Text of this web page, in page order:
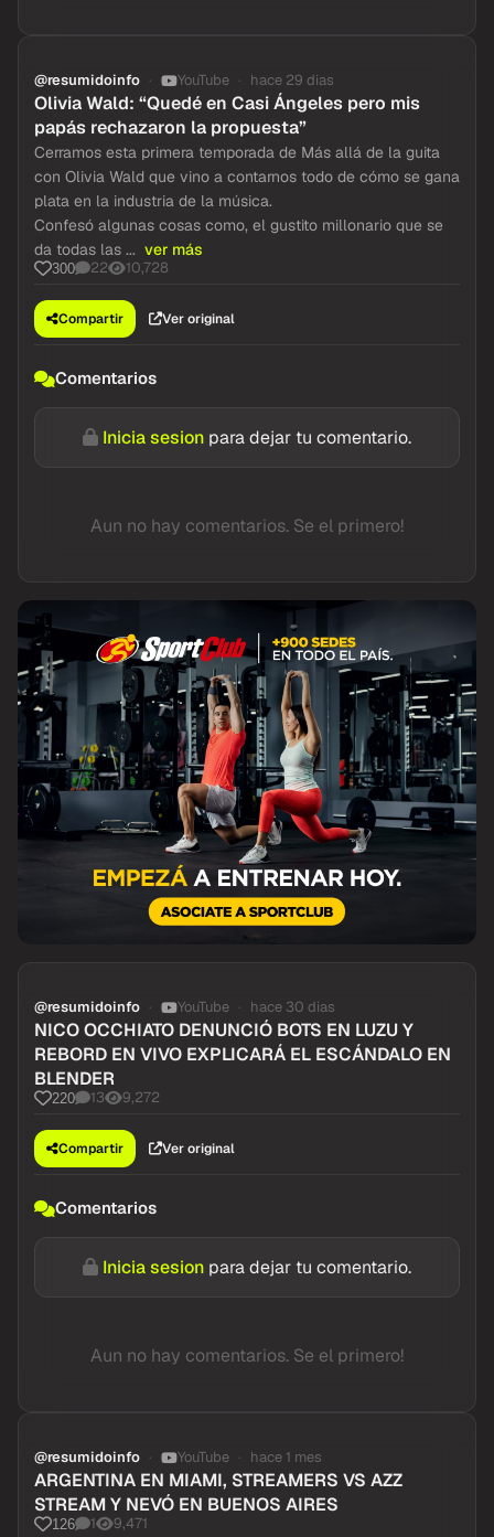
@resumidoinfo YouTube hace 29 dias
Olivia Wald: “Quedé en Casi Ángeles pero mis
papás rechazaron la propuesta”
Cerramos esta primera temporada de Más allá de la guita
con Olivia Wald que vino a contarnos todo de cómo se gana
plata en la industria de la música.
Confesó algunas cosas como, el gustito millonario que se
da todas las ... ver más
300 22 10,728
Compartir Ver original
Comentarios
Inicia sesion para dejar tu comentario.
Aun no hay comentarios. Se el primero!
@resumidoinfo YouTube hace 30 dias
NICO OCCHIATO DENUNCIÓ BOTS EN LUZU Y
REBORD EN VIVO EXPLICARÁ EL ESCÁNDALO EN
BLENDER
220 13 9,272
Compartir Ver original
Comentarios
Inicia sesion para dejar tu comentario.
Aun no hay comentarios. Se el primero!
@resumidoinfo YouTube hace 1 mes
ARGENTINA EN MIAMI, STREAMERS VS AZZ
STREAM Y NEVÓ EN BUENOS AIRES
126 1 9,471